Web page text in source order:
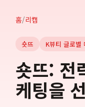
홈/리캡
숏뜨 K뷰티 글로벌
숏뜨: 전
케팅을